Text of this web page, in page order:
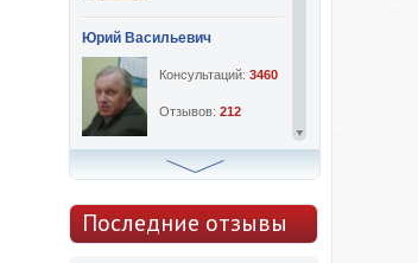
Юрий Васильевич
Консультаций: 3460
Отзывов: 212
Алексей Сергеевич
Отзывов:47
Последние отзывы